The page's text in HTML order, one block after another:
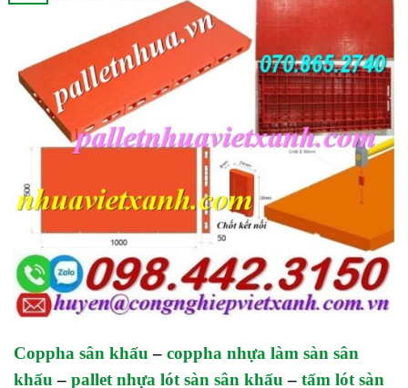
Coppha sân khấu – coppha nhựa làm sàn sân
khấu – pallet nhựa lót sàn sân khấu – tấm lót sàn